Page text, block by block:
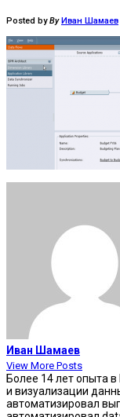
Posted by ByИван Шамаев
Иван Шамаев
View More Posts
Более 14 лет опыта
и визуализации
автоматизировал